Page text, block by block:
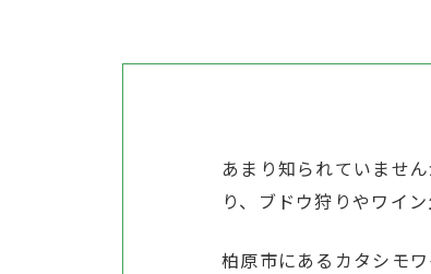
あまり知られていませ
り、ブドウ狩りやワイ
柏原市にあるカタシモ